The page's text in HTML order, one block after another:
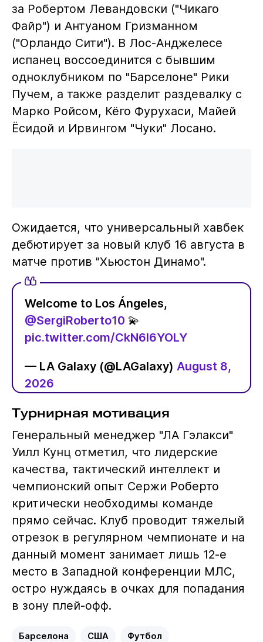
за Робертом Левандовски ("Чикаго
Файр") и Антуаном Гризманном
("Орландо Сити"). В Лос-Анджелесе
испанец воссоединится с бывшим
одноклубником по "Барселоне" Рики
Пучем, а также разделит раздевалку с
Марко Ройсом, Кёго Фурухаси, Майей
Ёсидой и Ирвингом "Чуки" Лосано.
Ожидается, что универсальный хавбек
дебютирует за новый клуб 16 августа в
матче против "Хьюстон Динамо".
Welcome to Los Ángeles,
@SergiRoberto10 💫
pic.twitter.com/CkN6I6YOLY
— LA Galaxy (@LAGalaxy) August 8,
2026
Турнирная мотивация
Генеральный менеджер "ЛА Гэлакси"
Уилл Кунц отметил, что лидерские
качества, тактический интеллект и
чемпионский опыт Сержи Роберто
критически необходимы команде
прямо сейчас. Клуб проводит тяжелый
отрезок в регулярном чемпионате и на
данный момент занимает лишь 12-е
место в Западной конференции МЛС,
остро нуждаясь в очках для попадания
в зону плей-офф.
Барселона США Футбол